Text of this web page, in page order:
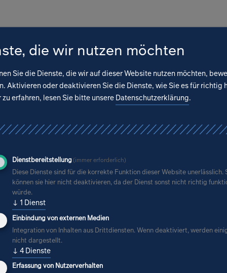
in der DDR in der zweiten Hälfte der 1970er
die Bevölkerung wurden verstärkt produziert,
seine Boomphase. Für Architekten in
beim Baukombinat Dresden, das unter
die Neubaugebiete in den Stadtteilen Prohlis
plante
der Schulen, Kindergärten aber
verantwortete
die wir nutzen möchten
Sie die Dienste, die wir auf dieser Website nutzen möchten,
Aktivieren oder deaktivieren Sie die Dienste, wie Sie es für richtig
zu erfahren, lesen Sie bitte unsere Datenschutzerklärung.
Dienstbereitstellung(immer erforderlich)
Diese Dienste sind für die korrekte Funktion dieser Website unerlässlich.
können sie hier nicht deaktivieren, da der Dienst sonst nicht richtig
würde.
↓ 1 Dienst
Einbindung von externen Medien
Integration von Inhalten aus Drittdiensten. Wenn deaktiviert, werden
nicht dargestellt.
↓ 4 Dienste
Erfassung von Nutzerverhalten